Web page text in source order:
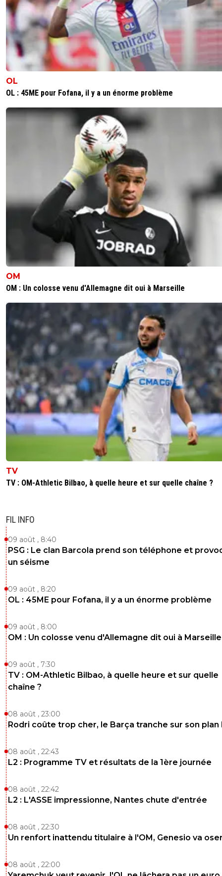
OL
OL : 45ME pour Fofana, il y a un énorme problème
OM
OM : Un colosse venu d'Allemagne dit oui à Marseille
TV
TV : OM-Athletic Bilbao, à quelle heure et sur quelle chaîne ?
FIL INFO
09 août , 8:40
PSG : Le clan Barcola prend son téléphone et
un séisme
09 août , 8:20
OL : 45ME pour Fofana, il y a un énorme problème
09 août , 8:00
OM : Un colosse venu d'Allemagne dit oui à Marseille
09 août , 7:30
TV : OM-Athletic Bilbao, à quelle heure et sur quelle
chaîne ?
08 août , 23:00
Rodri coûte trop cher, le Barça tranche sur son plan
08 août , 22:43
L2 : Programme TV et résultats de la 1ère journée
08 août , 22:42
L2 : L'ASSE impressionne, Nantes chute d'entrée
08 août , 22:30
Un renfort inattendu titulaire à l'OM, Genesio va
08 août , 22:00